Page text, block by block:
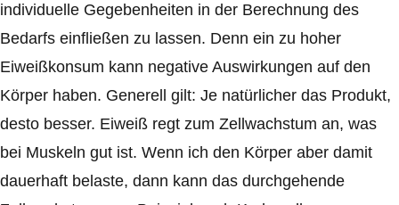
individuelle Gegebenheiten in der Berechnung des
Bedarfs einfließen zu lassen. Denn ein zu hoher
Eiweißkonsum kann negative Auswirkungen auf den
Körper haben. Generell gilt: Je natürlicher das Produkt,
desto besser. Eiweiß regt zum Zellwachstum an, was
bei Muskeln gut ist. Wenn ich den Körper aber damit
dauerhaft belaste, dann kann das durchgehende